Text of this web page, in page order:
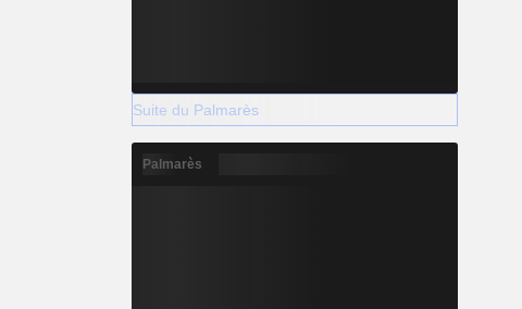
Suite du Palmarès
Palmarès